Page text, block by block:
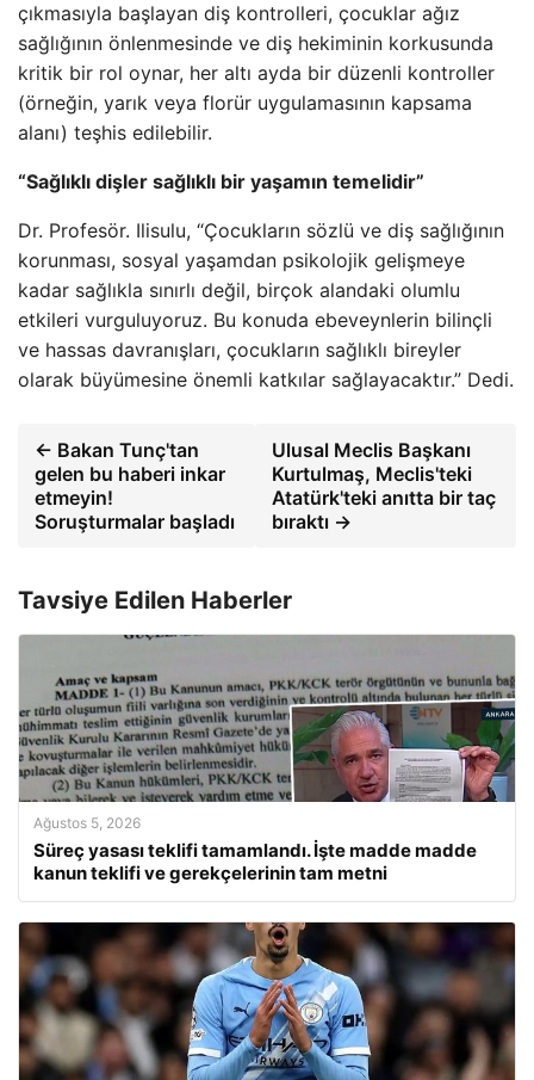
çıkmasıyla başlayan diş kontrolleri, çocuklar ağız
sağlığının önlenmesinde ve diş hekiminin korkusunda
kritik bir rol oynar, her altı ayda bir düzenli kontroller
(örneğin, yarık veya florür uygulamasının kapsama
alanı) teşhis edilebilir.
“Sağlıklı dişler sağlıklı bir yaşamın temelidir”
Dr. Profesör. Ilisulu, “Çocukların sözlü ve diş sağlığının
korunması, sosyal yaşamdan psikolojik gelişmeye
kadar sağlıkla sınırlı değil, birçok alandaki olumlu
etkileri vurguluyoruz. Bu konuda ebeveynlerin bilinçli
ve hassas davranışları, çocukların sağlıklı bireyler
olarak büyümesine önemli katkılar sağlayacaktır.” Dedi.
← Bakan Tunç'tan
gelen bu haberi inkar
etmeyin!
Soruşturmalar başladı
Ulusal Meclis Başkanı
Kurtulmaş, Meclis'teki
Atatürk'teki anıtta bir taç
bıraktı →
Tavsiye Edilen Haberler
Ağustos 5, 2026
Süreç yasası teklifi tamamlandı. İşte madde madde
kanun teklifi ve gerekçelerinin tam metni